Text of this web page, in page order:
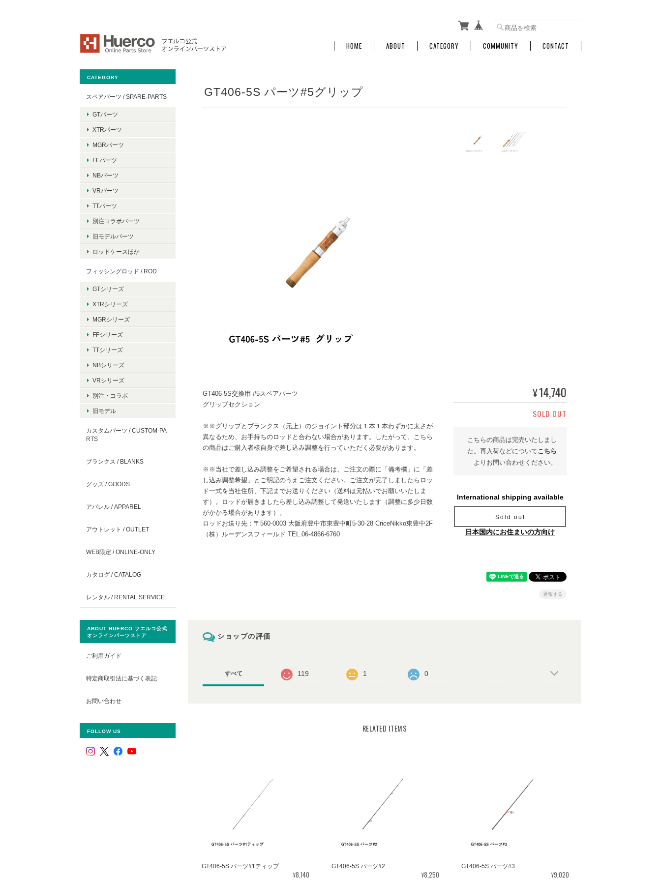
HOME ABOUT CATEGORY COMMUNITY CONTACT
GT406-5S パーツ#5グリップ
GT406-5S交換用 #5スペアパーツ
グリップセクション
※※グリップとブランクス（元上）のジョイント部分は１本１本わずかに太さが
異なるため、お手持ちのロッドと合わない場合があります。したがって、こちら
の商品はご購入者様自身で差し込み調整を行っていただく必要があります。
※※当社で差し込み調整をご希望される場合は、ご注文の際に「備考欄」に「差
し込み調整希望」とご明記のうえご注文ください。ご注文が完了しましたらロッ
ド一式を当社住所、下記までお送りください（送料は元払いでお願いいたしま
す）。ロッドが届きましたら差し込み調整して発送いたします（調整に多少日数
がかかる場合があります）。
ロッドお送り先：〒560-0003 大阪府豊中市東豊中町5-30-28 CriceNikko東豊中2F
（株）ルーデンスフィールド TEL.06-4866-6760
¥14,740
SOLD OUT
こちらの商品は完売いたしまし
た。再入荷などについてこちら
よりお問い合わせください。
International shipping available
Sold out
日本国内にお住まいの方向け
通報する
ショップの評価
すべて 119 1 0
RELATED ITEMS
GT406-5S パーツ#1ティップ
¥8,140
GT406-5S パーツ#2
¥8,250
GT406-5S パーツ#3
¥9,020
CATEGORY
スペアパーツ / SPARE-PARTS
GTパーツ
XTRパーツ
MGRパーツ
FFパーツ
NBパーツ
VRパーツ
TTパーツ
別注コラボパーツ
旧モデルパーツ
ロッドケースほか
フィッシングロッド / ROD
GTシリーズ
XTRシリーズ
MGRシリーズ
FFシリーズ
TTシリーズ
NBシリーズ
VRシリーズ
別注・コラボ
旧モデル
カスタムパーツ / CUSTOM-PA
RTS
ブランクス / BLANKS
グッズ / GOODS
アパレル / APPAREL
アウトレット / OUTLET
WEB限定 / ONLINE-ONLY
カタログ / CATALOG
レンタル / RENTAL SERVICE
ABOUT HUERCO フエルコ公式
オンラインパーツストア
ご利用ガイド
特定商取引法に基づく表記
お問い合わせ
FOLLOW US